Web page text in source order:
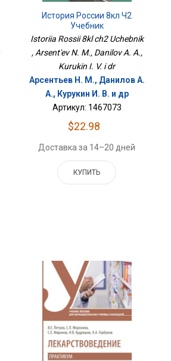
История России 8кл Ч2
Учебник
Istoriia Rossii 8kl ch2 Uchebnik
, Arsent'ev N. M., Danilov A. A.,
Kurukin I. V. i dr
Арсентьев Н. М., Данилов А.
А., Курукин И. В. и др
Артикул: 1467073
$22.98
Доставка за 14–20 дней
КУПИТЬ